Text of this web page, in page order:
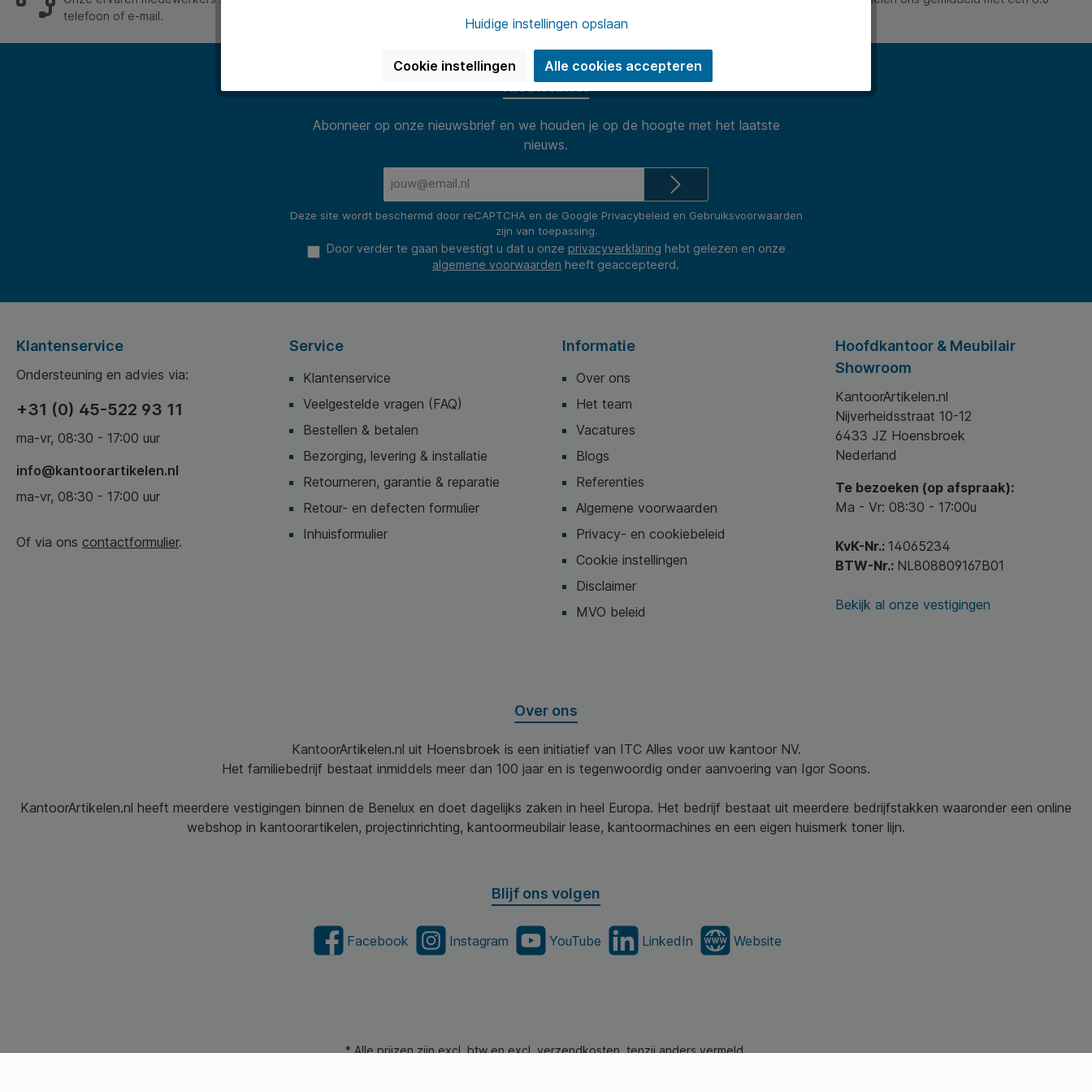
telefoon of e-mail.
Nieuwsbrief
Abonneer op onze nieuwsbrief en we houden je op de hoogte met het laatste
nieuws.
Deze site wordt beschermd door reCAPTCHA en de Google Privacybeleid en Gebruiksvoorwaarden
zijn van toepassing.
Door verder te gaan bevestigt u dat u onze privacyverklaring hebt gelezen en onze
algemene voorwaarden heeft geaccepteerd.
Klantenservice
Ondersteuning en advies via:
+31 (0) 45-522 93 11
ma-vr, 08:30 - 17:00 uur
info@kantoorartikelen.nl
ma-vr, 08:30 - 17:00 uur
Of via ons contactformulier.
Service
Klantenservice
Veelgestelde vragen (FAQ)
Bestellen & betalen
Bezorging, levering & installatie
Retourneren, garantie & reparatie
Retour- en defecten formulier
Inhuisformulier
Informatie
Over ons
Het team
Vacatures
Blogs
Referenties
Algemene voorwaarden
Privacy- en cookiebeleid
Cookie instellingen
Disclaimer
MVO beleid
Hoofdkantoor & Meubilair
Showroom
KantoorArtikelen.nl
Nijverheidsstraat 10-12
6433 JZ Hoensbroek
Nederland
Te bezoeken (op afspraak):
Ma - Vr: 08:30 - 17:00u
KvK-Nr.: 14065234
BTW-Nr.: NL808809167B01
Bekijk al onze vestigingen
Over ons
KantoorArtikelen.nl uit Hoensbroek is een initiatief van ITC Alles voor uw kantoor NV.
Het familiebedrijf bestaat inmiddels meer dan 100 jaar en is tegenwoordig onder aanvoering van Igor Soons.
KantoorArtikelen.nl heeft meerdere vestigingen binnen de Benelux en doet dagelijks zaken in heel Europa. Het bedrijf bestaat uit meerdere bedrijfstakken waaronder een online
webshop in kantoorartikelen, projectinrichting, kantoormeubilair lease, kantoormachines en een eigen huismerk toner lijn.
Blijf ons volgen
Facebook Instagram YouTube LinkedIn Website
* Alle prijzen zijn excl. btw en excl. verzendkosten, tenzij anders vermeld.
Huidige instellingen opslaan
Cookie instellingen Alle cookies accepteren